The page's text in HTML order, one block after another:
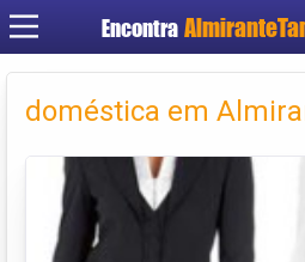
Encontra
Criar
doméstica em